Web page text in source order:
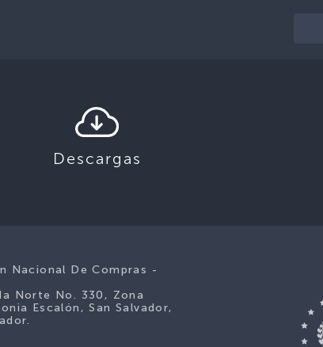
Descargas
Nacional De Compras -
Norte No. 330, Zona
Escalón, San Salvador,